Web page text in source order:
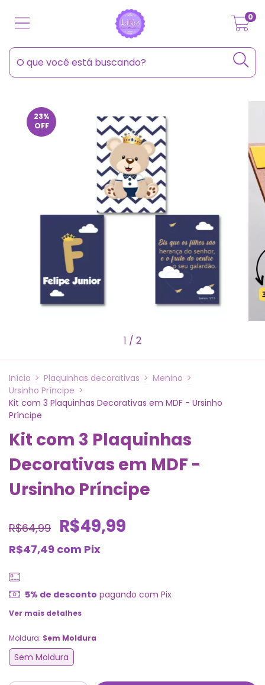
0
23%
OFF
1 / 2
Início > Plaquinhas decorativas > Menino >
Ursinho Príncipe >
Kit com 3 Plaquinhas Decorativas em MDF - Ursinho
Príncipe
Kit com 3 Plaquinhas
Decorativas em MDF -
Ursinho Príncipe
R$64,99 R$49,99
R$47,49 com Pix
5% de desconto pagando com Pix
Ver mais detalhes
Moldura: Sem Moldura
Sem Moldura